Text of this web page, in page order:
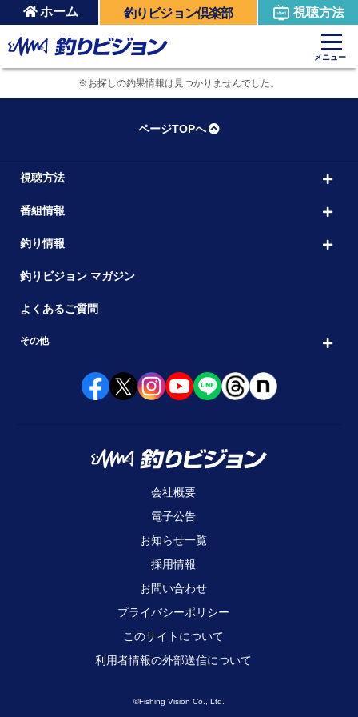
ホーム 釣りビジョン倶楽部 視聴方法
メニュー
※お探しの釣果情報は見つかりませんでした。
ページTOPへ
視聴方法
番組情報
釣り情報
釣りビジョン マガジン
よくあるご質問
その他
会社概要
電子公告
お知らせ一覧
採用情報
お問い合わせ
プライバシーポリシー
このサイトについて
利用者情報の外部送信について
©Fishing Vision Co., Ltd.